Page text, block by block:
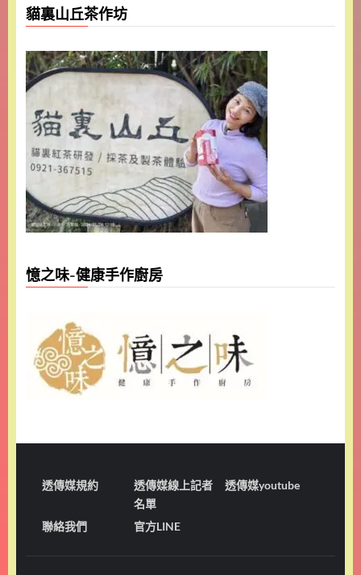
貓裏山丘茶作坊
憶之味-健康手作廚房
透傳媒規約
透傳媒線上記者
名單
透傳媒youtube
聯絡我們 官方LINE